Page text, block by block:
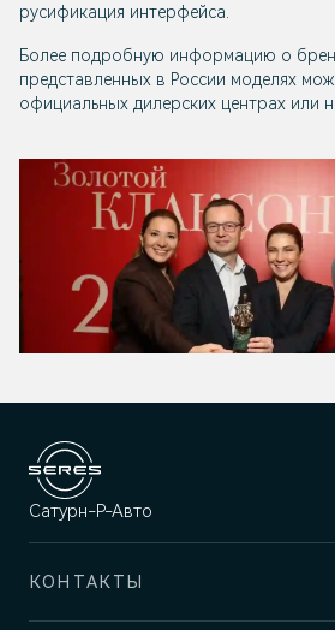
русификация интерфейса.
Более подробную информацию о
представленных в России моделях
официальных дилерских центрах или
Сатурн-Р-Авто
КОНТАКТЫ